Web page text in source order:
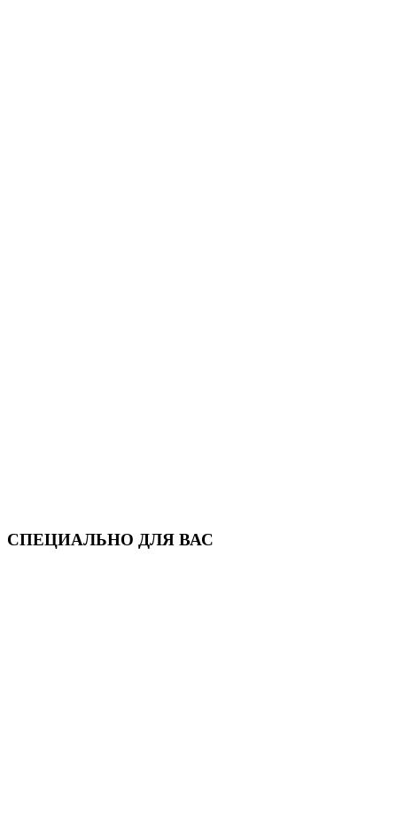
СПЕЦИАЛЬНО ДЛЯ ВАС